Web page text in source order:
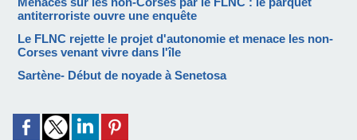
antiterroriste ouvre une enquête
Le FLNC rejette le projet d'autonomie et menace les non-
Corses venant vivre dans l'île
Sartène- Début de noyade à Senetosa